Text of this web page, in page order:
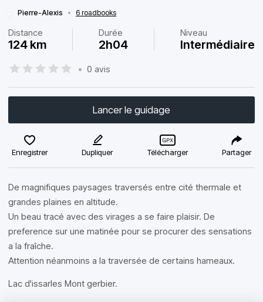
Pierre-Alexis • 6 roadbooks
Distance
124 km
Durée
2h04
Niveau
Intermédiaire
• 0 avis
Lancer le guidage
Enregistrer Dupliquer Télécharger Partager
De magnifiques paysages traversés entre cité thermale et
grandes plaines en altitude.
Un beau tracé avec des virages a se faire plaisir. De
preference sur une matinée pour se procurer des sensations
a la fraîche.
Attention néanmoins a la traversée de certains hameaux.
Lac d'issarles Mont gerbier.